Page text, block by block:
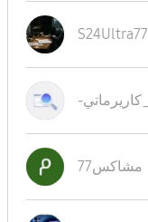
S24Ultra77
-كاريرماتي_
مشاكس77